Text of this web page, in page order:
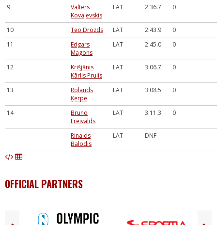
9
Valters
Kovaļevskis
LAT 2:36.7 0
10 Teo Drozds LAT 2:43.9
0
11
Edgars
Magons
LAT 2:45.0 0
12
Krišjānis
Kārlis Prulis
LAT 3:06.7 0
13
Rolands
Ķerpe
LAT 3:08.5 0
14
Bruno
Freivalds
LAT 3:11.3 0
Rinalds
Balodis
LAT DNF
OFFICIAL PARTNERS